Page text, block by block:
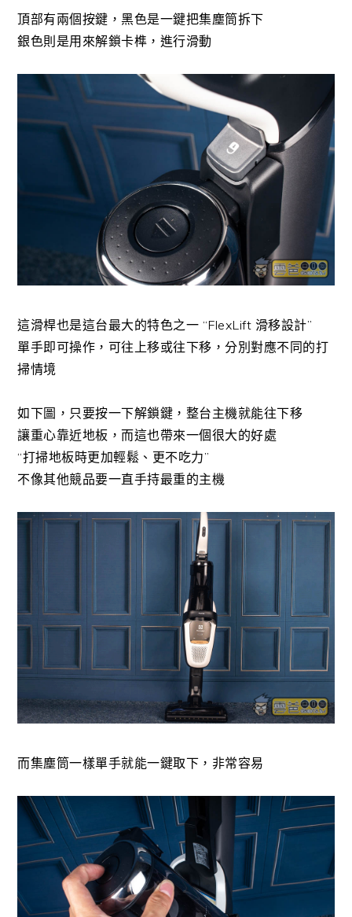
頂部有兩個按鍵，黑色是一鍵把集塵筒拆下
銀色則是用來解鎖卡榫，進行滑動
這滑桿也是這台最大的特色之一 “FlexLift 滑移設計”
單手即可操作，可往上移或往下移，分別對應不同的打
掃情境
如下圖，只要按一下解鎖鍵，整台主機就能往下移
讓重心靠近地板，而這也帶來一個很大的好處
“打掃地板時更加輕鬆、更不吃力”
不像其他競品要一直手持最重的主機
而集塵筒一樣單手就能一鍵取下，非常容易